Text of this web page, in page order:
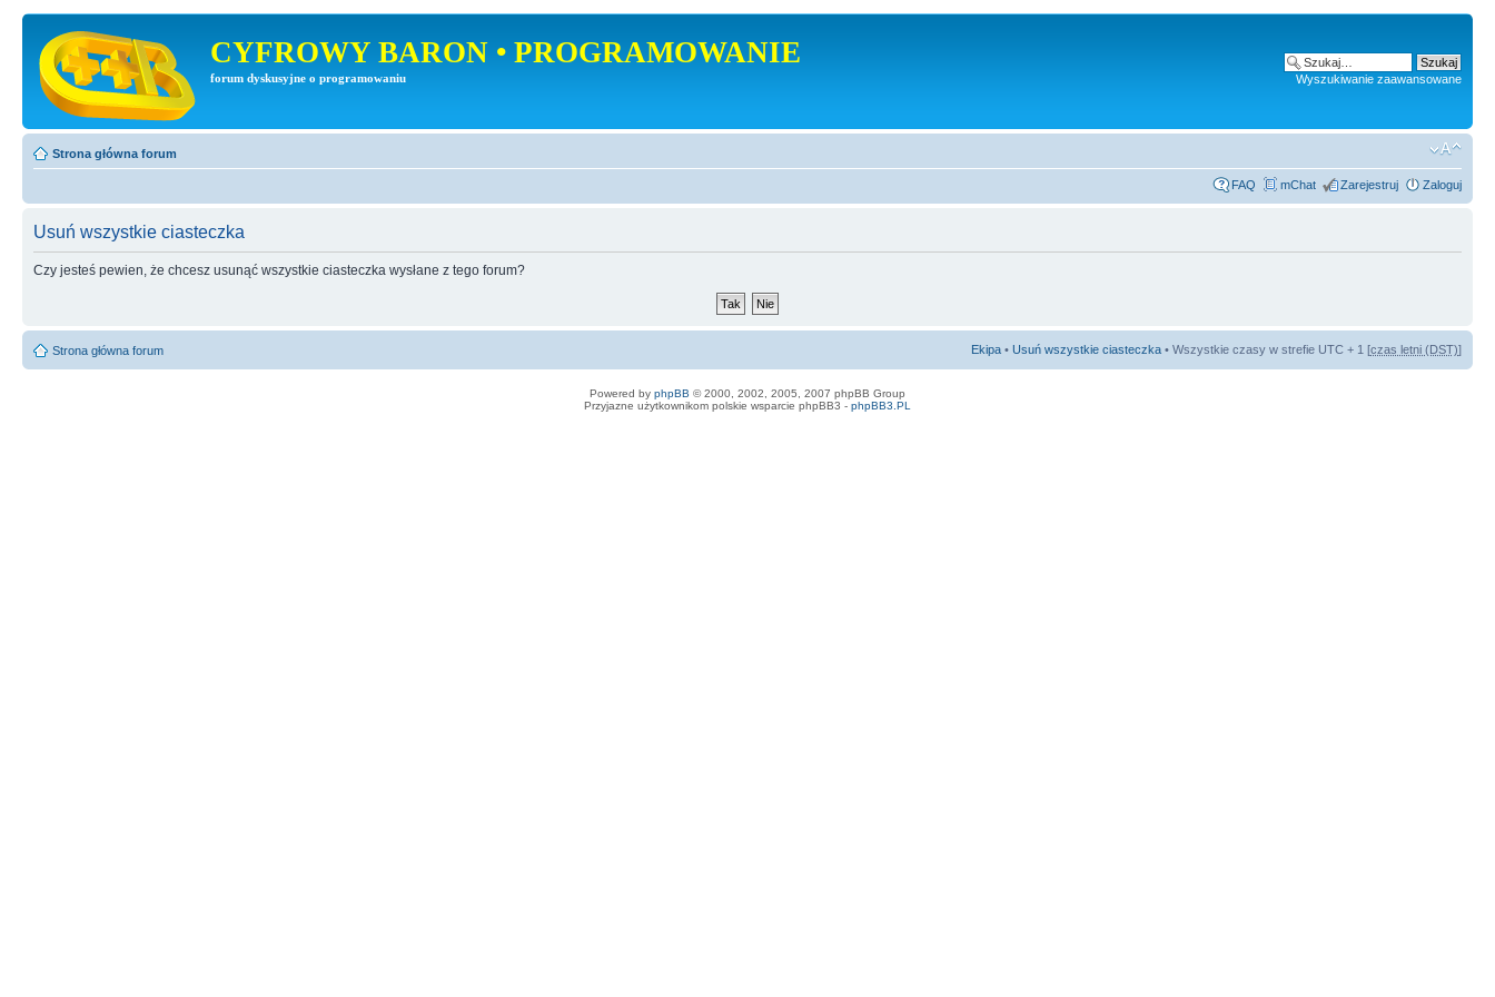
CYFROWY BARON • PROGRAMOWANIE
forum dyskusyjne o programowaniu Wyszukiwanie zaawansowane
Strona główna forum
FAQ mChat Zarejestruj Zaloguj
Usuń wszystkie ciasteczka
Czy jesteś pewien, że chcesz usunąć wszystkie ciasteczka wysłane z tego forum?
Strona główna forum Ekipa • Usuń wszystkie ciasteczka • Wszystkie czasy w strefie UTC + 1 [czas letni (DST)]
Powered by phpBB © 2000, 2002, 2005, 2007 phpBB Group
Przyjazne użytkownikom polskie wsparcie phpBB3 - phpBB3.PL